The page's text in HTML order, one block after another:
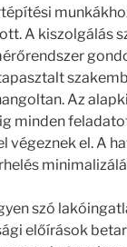
A kiszolgálás
Az
minden
el. A
szó
előírások